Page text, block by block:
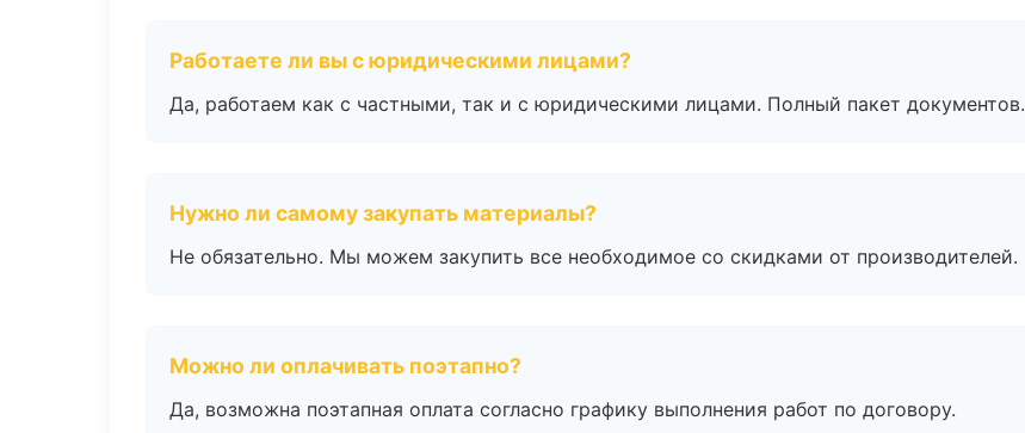
Работаете ли вы с юридическими лицами?
Да, работаем как с частными, так и с юридическими лицами. Полный пакет документов.
Нужно ли самому закупать материалы?
Не обязательно. Мы можем закупить все необходимое со скидками от производителей.
Можно ли оплачивать поэтапно?
Да, возможна поэтапная оплата согласно графику выполнения работ по договору.